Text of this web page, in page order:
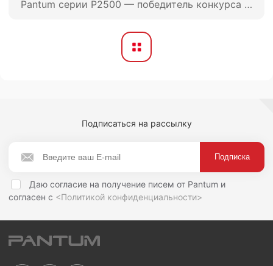
Pantum серии P2500 — победитель конкурса Winter 2015 Pick Award
Подписаться на рассылку
Даю согласие на получение писем от Pantum и
согласен с <Политикой конфиденциальности>